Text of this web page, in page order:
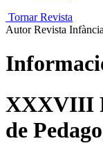
Tornar Revista
Autor Revista Infància
XXXVIII
de